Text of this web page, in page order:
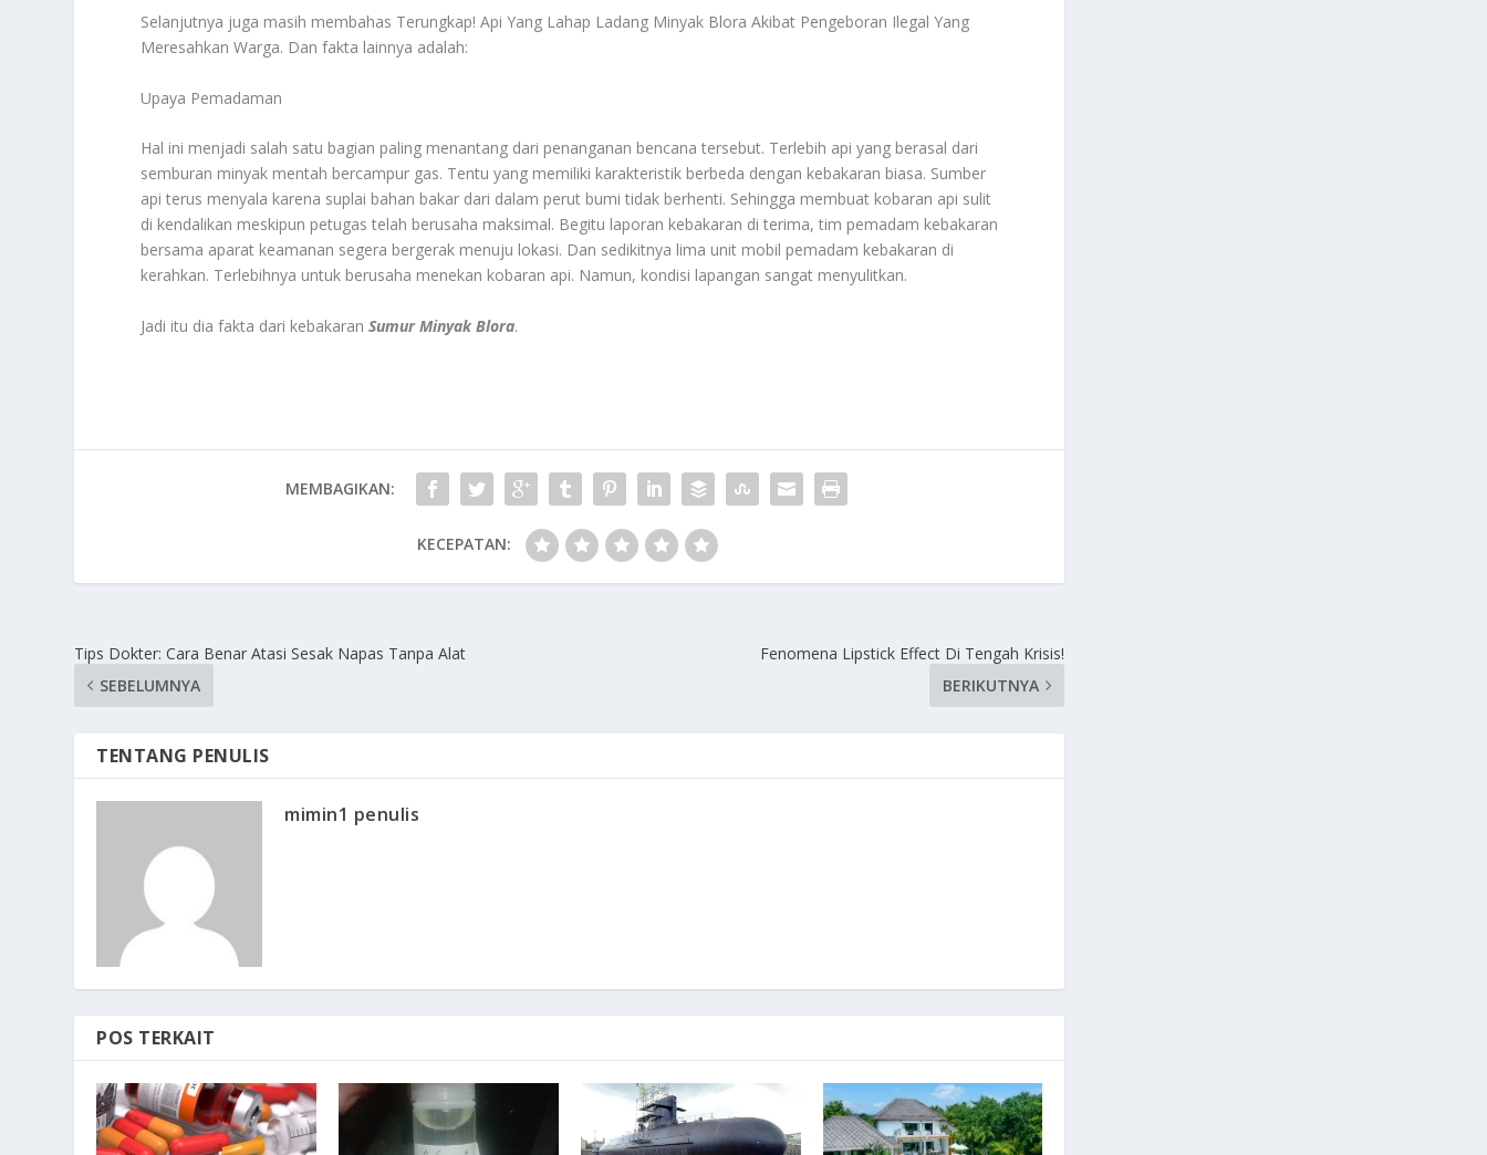
Selanjutnya juga masih membahas Terungkap! Api Yang Lahap Ladang Minyak Blora Akibat Pengeboran Ilegal Yang
Meresahkan Warga. Dan fakta lainnya adalah:
Upaya Pemadaman
Hal ini menjadi salah satu bagian paling menantang dari penanganan bencana tersebut. Terlebih api yang berasal dari
semburan minyak mentah bercampur gas. Tentu yang memiliki karakteristik berbeda dengan kebakaran biasa. Sumber
api terus menyala karena suplai bahan bakar dari dalam perut bumi tidak berhenti. Sehingga membuat kobaran api sulit
di kendalikan meskipun petugas telah berusaha maksimal. Begitu laporan kebakaran di terima, tim pemadam kebakaran
bersama aparat keamanan segera bergerak menuju lokasi. Dan sedikitnya lima unit mobil pemadam kebakaran di
kerahkan. Terlebihnya untuk berusaha menekan kobaran api. Namun, kondisi lapangan sangat menyulitkan.
Jadi itu dia fakta dari kebakaranSumur Minyak Blora.
MEMBAGIKAN:
KECEPATAN:
Tips Dokter: Cara Benar Atasi Sesak Napas Tanpa Alat
SEBELUMNYA
Fenomena Lipstick Effect Di Tengah Krisis!
BERIKUTNYA
TENTANG PENULIS
mimin1 penulis
POS TERKAIT